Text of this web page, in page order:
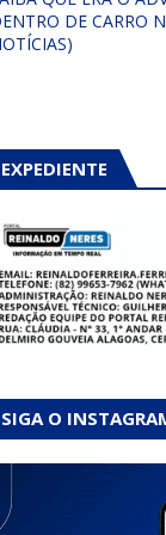
DE CARRO
EXPEDIENTE
SIGA O